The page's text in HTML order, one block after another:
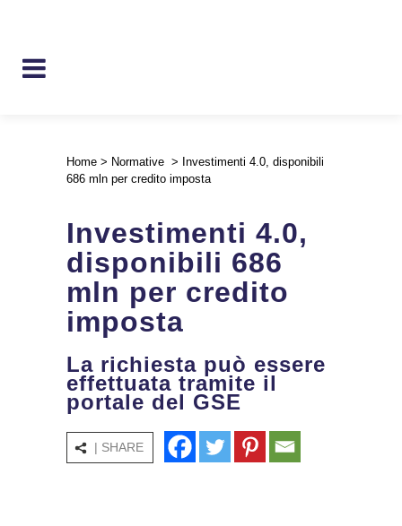
Home > Normative > Investimenti 4.0, disponibili
686 mln per credito imposta
Investimenti 4.0,
disponibili 686
mln per credito
imposta
La richiesta può essere
effettuata tramite il
portale del GSE
| SHARE